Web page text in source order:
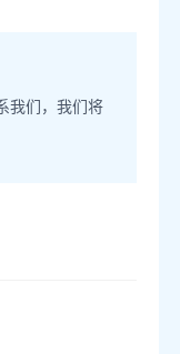
我们，我们将